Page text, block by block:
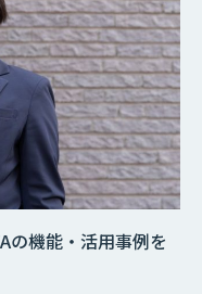
の機能・活用事例を